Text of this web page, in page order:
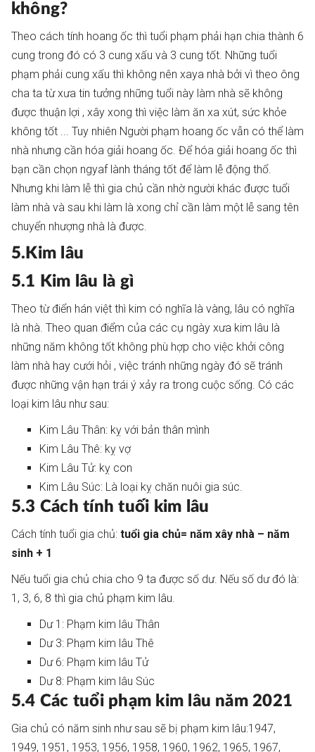
không?
Theo cách tính hoang ốc thì tuổi phạm phải hạn chia thành 6
cung trong đó có 3 cung xấu và 3 cung tốt. Những tuổi
phạm phải cung xấu thì không nên xaya nhà bởi vì theo ông
cha ta từ xưa tin tưởng những tuổi này làm nhà sẽ không
được thuận lợi , xây xong thì việc làm ăn xa xút, sức khỏe
không tốt ... Tuy nhiên Người phạm hoang ốc vẫn có thể làm
nhà nhưng cần hóa giải hoang ốc. Để hóa giải hoang ốc thì
bạn cần chọn ngyaf lành tháng tốt để làm lễ động thổ.
Nhưng khi làm lễ thì gia chủ cần nhờ người khác được tuổi
làm nhà và sau khi làm là xong chỉ cần làm một lễ sang tên
chuyển nhượng nhà là được.
5.Kim lâu
5.1 Kim lâu là gì
Theo từ điển hán việt thì kim có nghĩa là vàng, lâu có nghĩa
là nhà. Theo quan điểm của các cụ ngày xưa kim lâu là
những năm không tốt không phù hợp cho việc khởi công
làm nhà hay cưới hỏi , việc tránh những ngày đó sẽ tránh
được những vận hạn trái ý xảy ra trong cuộc sống. Có các
loại kim lâu như sau:
Kim Lâu Thân: kỵ với bản thân mình
Kim Lâu Thê: kỵ vợ
Kim Lâu Tử: kỵ con
Kim Lâu Súc: Là loại kỵ chăn nuôi gia súc.
5.3 Cách tính tuối kim lâu
Cách tính tuổi gia chủ: tuổi gia chủ= năm xây nhà – năm
sinh + 1
Nếu tuổi gia chủ chia cho 9 ta được số dư. Nếu số dư đó là:
1, 3, 6, 8 thì gia chủ phạm kim lâu.
Dư 1: Phạm kim lâu Thân
Dư 3: Phạm kim lâu Thê
Dư 6: Phạm kim lâu Tử
Dư 8: Phạm kim lâu Súc
5.4 Các tuổi phạm kim lâu năm 2021
Gia chủ có năm sinh như sau sẽ bị phạm kim lâu:1947,
1949, 1951, 1953, 1956, 1958, 1960, 1962, 1965, 1967,